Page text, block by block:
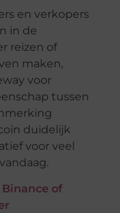
en verkopers
in de
reizen of
maken,
voor
tussen
duidelijk
voor veel
of